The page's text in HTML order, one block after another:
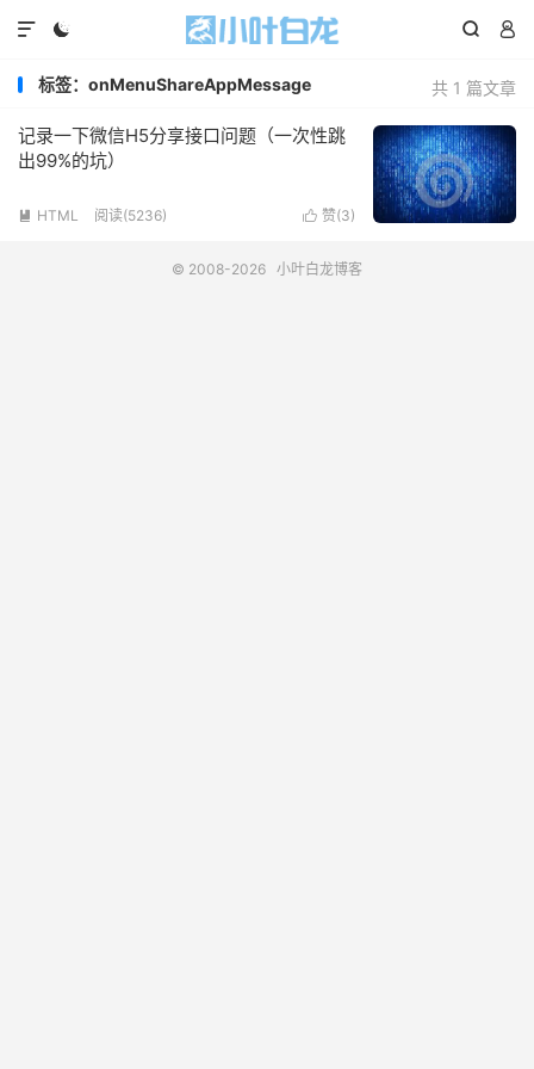
  

共 1 篇文章
标签：onMenuShareAppMessage
记录一下微信H5分享接口问题（一次性跳
出99%的坑）
 赞(3)
 HTML 阅读(5236)
© 2008-2026 小叶白龙博客